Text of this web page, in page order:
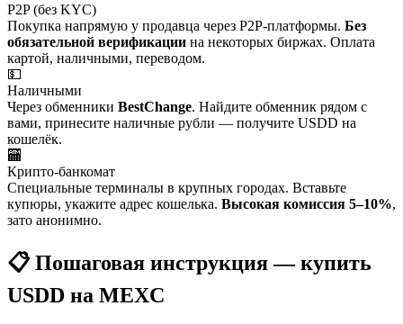
P2P (без KYC)
Покупка напрямую у продавца через P2P-платформы. Без
обязательной верификации на некоторых биржах. Оплата
картой, наличными, переводом.
💵
Наличными
Через обменники BestChange. Найдите обменник рядом с
вами, принесите наличные рубли — получите USDD на
кошелёк.
🏧
Крипто-банкомат
Специальные терминалы в крупных городах. Вставьте
купюры, укажите адрес кошелька. Высокая комиссия 5–10%,
зато анонимно.
📋 Пошаговая инструкция — купить
USDD на MEXC